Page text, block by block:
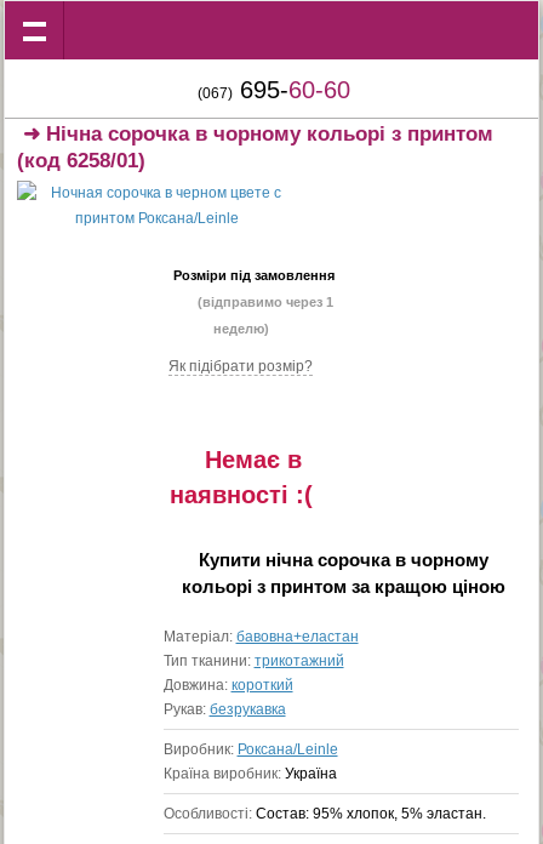
(067) 695-60-60
➜ Нічна сорочка в чорному кольорі з принтом
(код 6258/01)
Розміри під замовлення
(відправимо через 1
неделю)
Як підібрати розмір?
Немає в
наявностi :(
Купити нічна сорочка в чорному
кольорі з принтом за кращою ціною
Матеріал: бавовна+еластан
Тип тканини: трикотажний
Довжина: короткий
Рукав: безрукавка
Виробник: Роксана/Leinle
Країна виробник: Україна
Особливості: Состав: 95% хлопок, 5% эластан.